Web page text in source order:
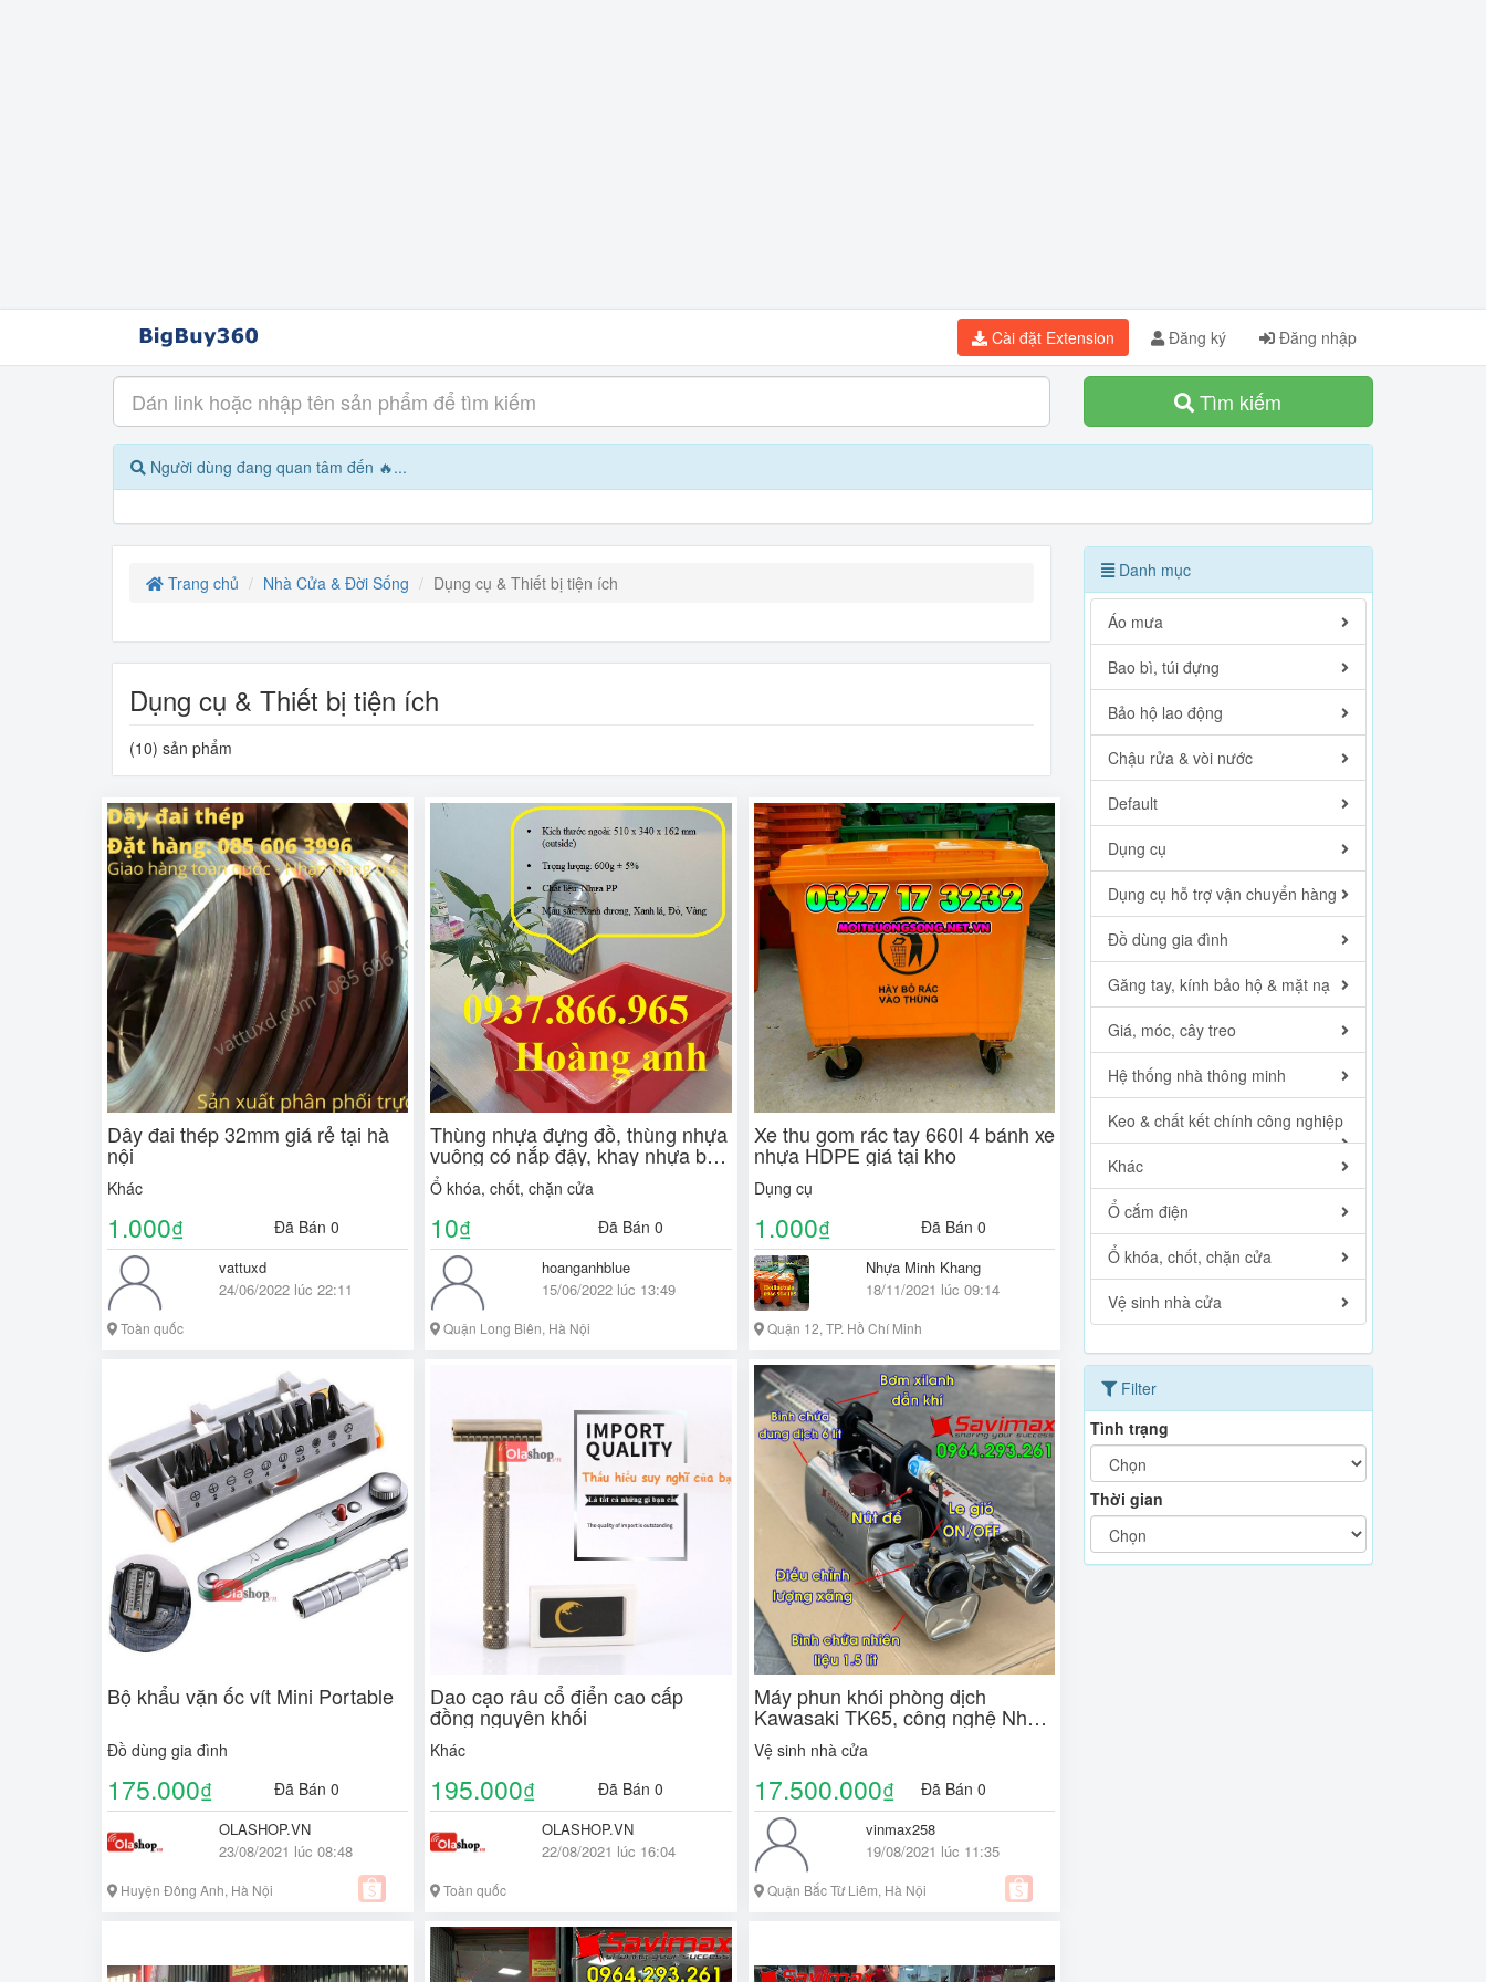
Cài đặt Extension Đăng ký Đăng nhập
Tìm kiếm
Người dùng đang quan tâm đến 🔥...
Trang chủ Nhà Cửa & Đời Sống Dụng cụ & Thiết bị tiện ích
Dụng cụ & Thiết bị tiện ích
(10) sản phẩm
Dây đai thép 32mm giá rẻ tại hà
nội
Khác
1.000₫ Đã Bán 0
vattuxd
24/06/2022 lúc 22:11
Toàn quốc
Thùng nhựa đựng đồ, thùng nhựa
vuông có nắp đậy, khay nhựa b4,
giá thùng nhựa đặc
Ổ khóa, chốt, chặn cửa
10₫ Đã Bán 0
hoanganhblue
15/06/2022 lúc 13:49
Quận Long Biên, Hà Nội
Xe thu gom rác tay 660l 4 bánh xe
nhựa HDPE giá tại kho
Dụng cụ
1.000₫ Đã Bán 0
Nhựa Minh Khang
18/11/2021 lúc 09:14
Quận 12, TP. Hồ Chí Minh
Bộ khẩu vặn ốc vít Mini Portable
Đồ dùng gia đình
175.000₫ Đã Bán 0
OLASHOP.VN
23/08/2021 lúc 08:48
Huyện Đông Anh, Hà Nội
Dao cạo râu cổ điển cao cấp
đồng nguyên khối
Khác
195.000₫ Đã Bán 0
OLASHOP.VN
22/08/2021 lúc 16:04
Toàn quốc
Máy phun khói phòng dịch
Kawasaki TK65, công nghệ Nhật
Bản
Vệ sinh nhà cửa
17.500.000₫ Đã Bán 0
vinmax258
19/08/2021 lúc 11:35
Quận Bắc Từ Liêm, Hà Nội
Danh mục
Áo mưa
Bao bì, túi đựng
Bảo hộ lao động
Chậu rửa & vòi nước
Default
Dụng cụ
Dụng cụ hỗ trợ vận chuyển hàng
Đồ dùng gia đình
Găng tay, kính bảo hộ & mặt nạ
Giá, móc, cây treo
Hệ thống nhà thông minh
Keo & chất kết chính công nghiệp
Khác
Ổ cắm điện
Ổ khóa, chốt, chặn cửa
Vệ sinh nhà cửa
Filter
Tình trạng
Thời gian